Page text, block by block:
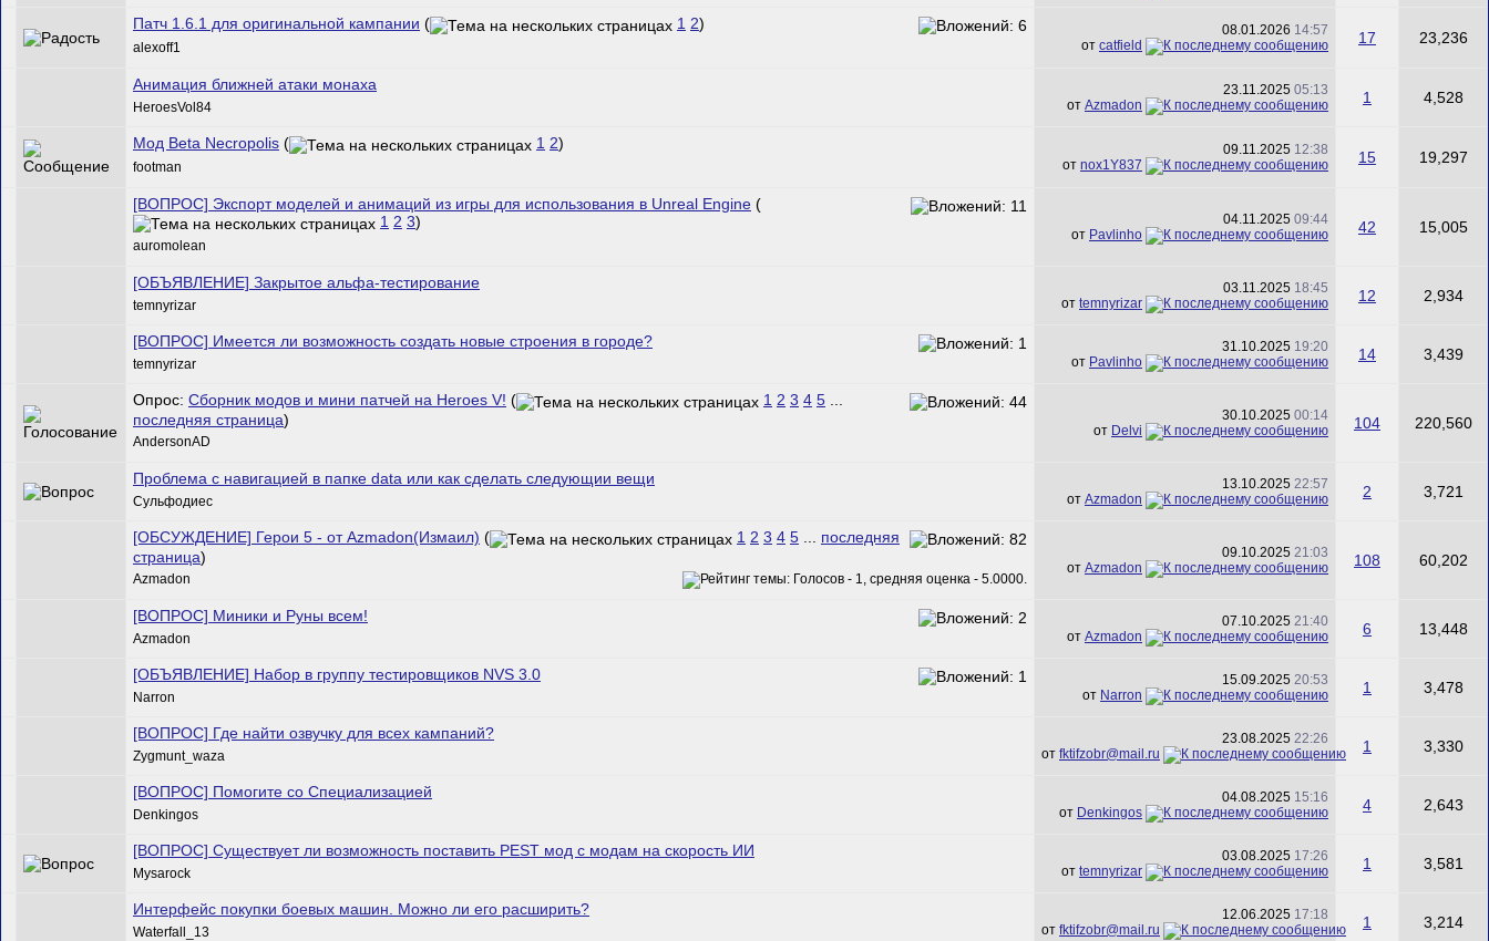
Патч 1.6.1 для оригинальной кампании ( 1 2)
alexoff1
08.01.2026 14:57
от catfield 17 23,236
Анимация ближней атаки монаха
HeroesVol84
23.11.2025 05:13
от Azmadon 1 4,528
Мод Beta Necropolis ( 1 2)
footman
09.11.2025 12:38
от nox1Y837 15 19,297
[ВОПРОС] Экспорт моделей и анимаций из игры для использования в Unreal Engine (
1 2 3)
auromolean
04.11.2025 09:44
от Pavlinho 42 15,005
[ОБЪЯВЛЕНИЕ] Закрытое альфа-тестирование
temnyrizar
03.11.2025 18:45
от temnyrizar 12 2,934
[ВОПРОС] Имеется ли возможность создать новые строения в городе?
temnyrizar
31.10.2025 19:20
от Pavlinho 14 3,439
Опрос: Сборник модов и мини патчей на Heroes V! ( 1 2 3 4 5 ...
последняя страница)
AndersonAD
30.10.2025 00:14
от Delvi 104 220,560
Проблема с навигацией в папке data или как сделать следующии вещи
Сульфодиес
13.10.2025 22:57
от Azmadon 2 3,721
[ОБСУЖДЕНИЕ] Герои 5 - от Azmadon(Измаил) ( 1 2 3 4 5 ... последняя
страница)
Azmadon
09.10.2025 21:03
от Azmadon 108 60,202
[ВОПРОС] Миники и Руны всем!
Azmadon
07.10.2025 21:40
от Azmadon 6 13,448
[ОБЪЯВЛЕНИЕ] Набор в группу тестировщиков NVS 3.0
Narron
15.09.2025 20:53
от Narron 1 3,478
[ВОПРОС] Где найти озвучку для всех кампаний?
Zygmunt_waza
23.08.2025 22:26
от fktifzobr@mail.ru 1 3,330
[ВОПРОС] Помогите со Специализацией
Denkingos
04.08.2025 15:16
от Denkingos 4 2,643
[ВОПРОС] Существует ли возможность поставить PEST мод с модам на скорость ИИ
Mysarock
03.08.2025 17:26
от temnyrizar 1 3,581
Интерфейс покупки боевых машин. Можно ли его расширить?
Waterfall_13
12.06.2025 17:18
от fktifzobr@mail.ru 1 3,214